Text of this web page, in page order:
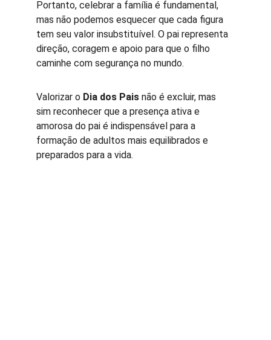
Portanto, celebrar a família é fundamental,
mas não podemos esquecer que cada figura
tem seu valor insubstituível. O pai representa
direção, coragem e apoio para que o filho
caminhe com segurança no mundo.
Valorizar o Dia dos Pais não é excluir, mas
sim reconhecer que a presença ativa e
amorosa do pai é indispensável para a
formação de adultos mais equilibrados e
preparados para a vida.